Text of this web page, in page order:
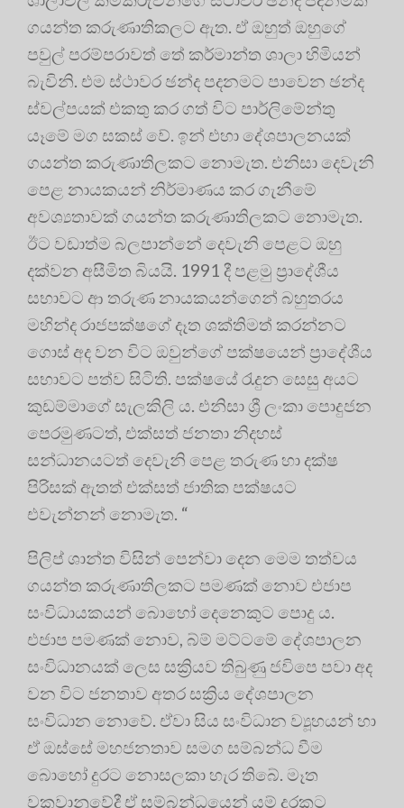
ගයන්ත කරුණාතිකලට ඇත. ඒ ඔහුත් ඔහුගේ
පවුල් පරම්පරාවත් තේ කර්මාන්ත ශාලා හිමියන්
බැවිනි. එම ස්ථාවර ඡන්ද පදනමට පාවෙන ඡන්ද
ස්වල්පයක් එකතු කර ගත් විට පාර්ලිමේන්තු
යෑමේ මග සකස් වේ. ඉන් එහා දේශපාලනයක්
ගයන්ත කරුණාතිලකට නොමැත. එනිසා දෙවැනි
පෙළ නායකයන් නිර්මාණය කර ගැනීමේ
අවශ්‍යතාවක් ගයන්ත කරුණාතිලකට නොමැත.
ඊට වඩාත්ම බලපාන්නේ දෙවැනි පෙළට ඔහු
දක්වන අසීමිත බියයි. 1991 දී පළමු ප්‍රාදේශීය
සභාවට ආ තරුණ නායකයන්ගෙන් බහුතරය
මහින්ද රාජපක්ෂගේ දෑත ශක්තිමත් කරන්නට
ගොස් අද වන විට ඔවුන්ගේ පක්ෂයෙන් ප්‍රාදේශීය
සභාවට පත්ව සිටිති. පක්ෂයේ රැදුන සෙසු අයට
කුඩම්මාගේ සැලකිලි ය. එනිසා ශ්‍රී ලංකා පොදුජන
පෙරමුණටත්, එක්සත් ජනතා නිදහස්
සන්ධානයටත් දෙවැනි පෙළ තරුණ හා දක්ෂ
පිරිසක් ඇතත් එක්සත් ජාතික පක්ෂයට
එවැන්නන් නොමැත. “
පිලිප් ශාන්ත විසින් පෙන්වා දෙන මෙම තත්වය
ගයන්ත කරුණාතිලකට පමණක් නොව එජාප
සංවිධායකයන් බොහෝ දෙනෙකුට පොදු ය.
එජාප පමණක් නොව, බ්ම් මට්ටමේ දේශපාලන
සංවිධානයක් ලෙස සක්‍රියව තිබුණු ජවිපෙ පවා අද
වන විට ජනතාව අතර සක්‍රිය දේශපාලන
සංවිධාන නොවේ. ඒවා සිය සංවිධාන ව්‍යූහයන් හා
ඒ ඔස්සේ මහජනතාව සමග සම්බන්ධ වීම
බොහෝ දුරට නොසලකා හැර තිබේ. මෑත
වකවානුවේදී ඒ සම්බන්ධයෙන් යම් දුරකට